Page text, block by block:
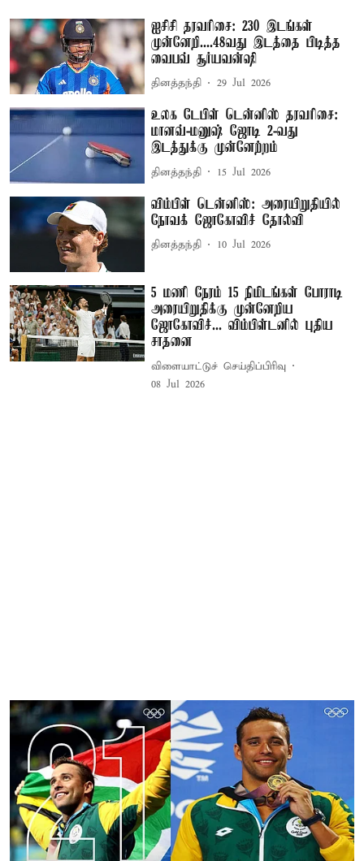
ஐசிசி தரவரிசை: 230 இடங்கள்
முன்னேறி....48வது இடத்தை பிடித்த
வைபவ் சூர்யவன்ஷி
தினத்தந்தி 29 Jul 2026
உலக டேபிள் டென்னிஸ் தரவரிசை:
மானவ்-மனுஷ் ஜோடி 2-வது
இடத்துக்கு முன்னேற்றம்
தினத்தந்தி 15 Jul 2026
விம்பிள் டென்னிஸ்: அரையிறுதியில்
நோவக் ஜோகோவிச் தோல்வி
தினத்தந்தி 10 Jul 2026
5 மணி நேரம் 15 நிமிடங்கள் போராடி
அரையிறுதிக்கு முன்னேறிய
ஜோகோவிச்... விம்பிள்டனில் புதிய
சாதனை
விளையாட்டுச் செய்திப்பிரிவு
08 Jul 2026